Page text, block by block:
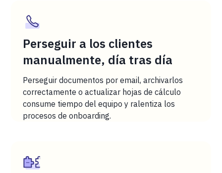
Perseguir a los clientes
manualmente, día tras día
Perseguir documentos por email, archivarlos
correctamente o actualizar hojas de cálculo
consume tiempo del equipo y ralentiza los
procesos de onboarding.